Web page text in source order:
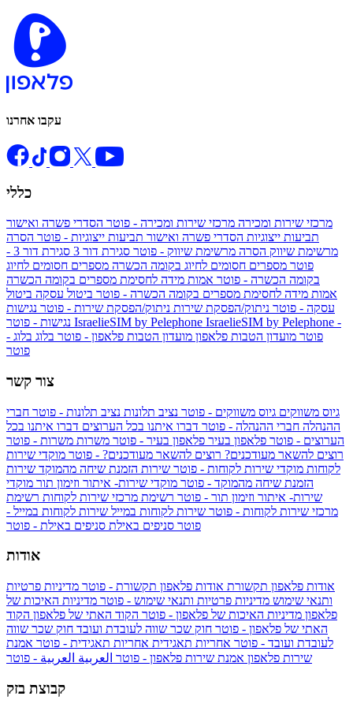
עקבו אחרנו
כללי
מרכזי שירות ומכירה מרכזי שירות ומכירה - פוטר הסדרי פשרה ואישור
תביעות ייצוגיות הסדרי פשרה ואישור תביעות ייצוגיות - פוטר הסרה
מרשימת שיווק הסרה מרשימת שיווק - פוטר סגירת דור 3
סגירת דור 3 -
פוטר מספרים חסומים לחיוג בקומה הכשרה מספרים חסומים לחיוג
בקומה הכשרה - פוטר אמות מידה לחסימת מספרים בקומה הכשרה
אמות מידה לחסימת מספרים בקומה הכשרה - פוטר ביטול עסקה ביטול
עסקה - פוטר ניתוק/הפסקת שירות ניתוק/הפסקת שירות - פוטר נגישות
IsraelieSIM by Pelephone IsraelieSIM by Pelephone -
פוטר מועדון הטבות פלאפון מועדון הטבות פלאפון - פוטר בלוג בלוג -
פוטר
צור קשר
גיוס משווקים גיוס משווקים - פוטר נציב תלונות נציב תלונות - פוטר חברי
ההנהלה חברי ההנהלה - פוטר דברו איתנו בכל הערוצים דברו איתנו בכל
הערוצים - פוטר פלאפון בעיר פלאפון בעיר - פוטר משרות משרות - פוטר
רוצים להשאר מעודכנים? רוצים להשאר מעודכנים? - פוטר מוקדי שירות
לקוחות מוקדי שירות לקוחות - פוטר שירות הזמנת שיחה מהמוקד שירות
הזמנת שיחה מהמוקד - פוטר מוקדי שירות- איתור וזימון תור מוקדי
שירות- איתור וזימון תור - פוטר רשימת מרכזי שירות לקוחות רשימת
מרכזי שירות לקוחות - פוטר שירות לקוחות במייל שירות לקוחות במייל -
פוטר סניפים באילת סניפים באילת - פוטר
אודות
אודות פלאפון תקשורת אודות פלאפון תקשורת - פוטר מדיניות פרטיות
ותנאי שימוש מדיניות פרטיות ותנאי שימוש - פוטר מדיניות האיכות של
פלאפון מדיניות האיכות של פלאפון - פוטר הקוד האתי של פלאפון הקוד
האתי של פלאפון - פוטר חוק שכר שווה לעובדת ועובד חוק שכר שווה
לעובדת ועובד - פוטר אחריות תאגידית אחריות תאגידית - פוטר אמנת
שירות פלאפון אמנת שירות פלאפון - פוטר العربية العربية - פוטר
קבוצת בזק